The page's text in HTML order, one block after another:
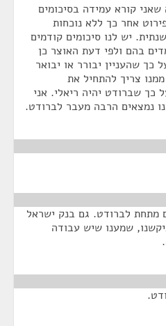
שאני קורא עמידה בסיכומים
אחר כך ללא נוכחות
יש לנו סיכומים קודמים
בהם ולפי דעת האוצר כן
כך שהעניין יבורר או יבואר
צריך להתחיל את
כך שברודט יהיה ריאלי. אני
נמצאים הרבה מעבר לברודט.
מתחת לברודט. גם בנק ישראל
שמענו שיש עבודה